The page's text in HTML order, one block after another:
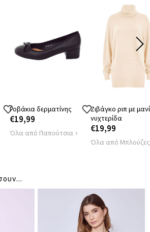
55
Γοβάκια δερματίνης
€19,99
Όλα από Παπούτσια
Ζιβάγκο ριπ με
νυχτερίδα
€19,99
Όλα από Μπλούζες